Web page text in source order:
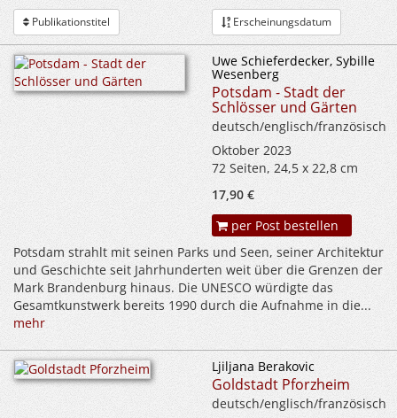
Publikationstitel Erscheinungsdatum
Uwe Schieferdecker, Sybille
Wesenberg
Potsdam - Stadt der
Schlösser und Gärten
deutsch/englisch/französisch
Oktober 2023
72 Seiten, 24,5 x 22,8 cm
17,90 €
per Post bestellen
Potsdam strahlt mit seinen Parks und Seen, seiner Architektur
und Geschichte seit Jahrhunderten weit über die Grenzen der
Mark Brandenburg hinaus. Die UNESCO würdigte das
Gesamtkunstwerk bereits 1990 durch die Aufnahme in die...
mehr
Ljiljana Berakovic
Goldstadt Pforzheim
deutsch/englisch/französisch